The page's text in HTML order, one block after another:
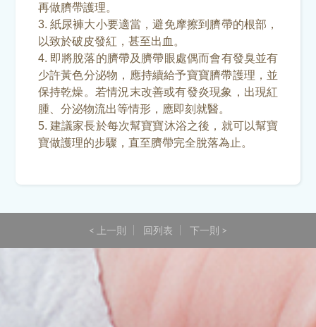
再做臍帶護理。
3. 紙尿褲大小要適當，避免摩擦到臍帶的根部，
以致於破皮發紅，甚至出血。
4. 即將脫落的臍帶及臍帶眼處偶而會有發臭並有
少許黃色分泌物，應持續給予寶寶臍帶護理，並
保持乾燥。若情況末改善或有發炎現象，出現紅
腫、分泌物流出等情形，應即刻就醫。
5. 建議家長於每次幫寶寶沐浴之後，就可以幫寶
寶做護理的步驟，直至臍帶完全脫落為止。
< 上一則 回列表 下一則 >